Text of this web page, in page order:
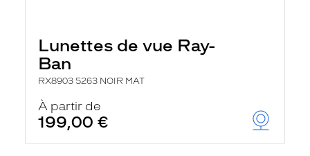
Lunettes de vue Ray-
Ban
RX8903 5263 NOIR MAT
À partir de
199,00 €